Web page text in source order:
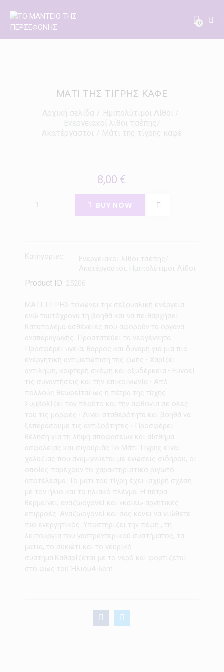
0
ΜΆΤΙ ΤΗΣ ΤΊΓΡΗΣ ΚΑΦΈ
Αρχική σελίδα
Ημιπολύτιμοι Λίθοι
Ενεργειακοί λίθοι τσέπης/
Ακατέργαστοι
Μάτι της τίγρης καφέ
8,00 €
BUY NOW
Κατηγορίες
Ενεργειακοί λίθοι τσέπης/
Ακατέργαστοι, Ημιπολύτιμοι Λίθοι
Product ID: 25206
ΜΑΤΙ ΤΙΓΡΗΣ τονώνει την σεξουαλική ενέργεια
ενώ ταυτόχρονα τη βοηθά και να πειθαρχήσει.
Καταπολεμά ασθένειες που αφορούν τα όργανα
αναπαραγωγής. Προστατεύει τα νεογέννητα.
Προσφέρει υγεία, θάρρος και δύναμη για μια πιο
ενεργητική αντιμετώπιση της ζωής.• Χαρίζει
αντίληψη, κοφτερή σκέψη και οξυδέρκεια.• Ευνοεί
τις συναντήσεις και την επικοινωνία.• Από
πολλούς θεωρείται ως η πέτρα της τύχης.
Συμβολίζει τον πλούτο και την αφθονία σε όλες
του τις μορφές.• Δίνει σταθερότητα και βοηθά να
ξεπεράσουμε τις αντιξοότητες.• Προσφέρει
θέληση για τη λήψη αποφάσεων και αίσθημα
ασφάλειας και σιγουριάς.Το Μάτι Τίγρης είναι
χαλαζίας που αναμιγνύεται με ενώσεις σιδήρου, οι
οποίες παρέχουν το χαρακτηριστικό ριγωτό
αποτέλεσμα. Το μάτι του τίγρη έχει ισχυρή σχέση
με τον ήλιο και το ηλιακό πλέγμα. Η πέτρα
θερμαίνει, αναζωογονεί και «καίει» αρνητικές
επιρροές. Αναζωογονεί και σας κάνει να νιώθετε
πιο ενεργητικός. Υποστηρίζει την πέψη , τη
λειτουργία του γαστρεντερικού συστήματος, τα
μάτια, το συκώτι και το νευρικό
σύστημα.Καθαρίζεται με το νερό και φορτίζεται
στο φως του Ήλιου4-6cm